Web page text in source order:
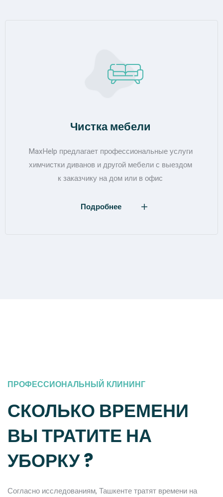
Чистка мебели
MaxHelp предлагает профессиональные услуги
химчистки диванов и другой мебели с выездом
к заказчику на дом или в офис
Подробнее
ПРОФЕССИОНАЛЬНЫЙ КЛИНИНГ
СКОЛЬКО ВРЕМЕНИ
ВЫ ТРАТИТЕ НА
УБОРКУ ?
Согласно исследованиям, Ташкенте тратят времени на